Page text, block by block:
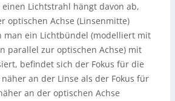
Lichtstrahl hängt davon ab,
optischen Achse (Linsenmitte)
man ein Lichtbündel (modelliert mit
parallel zur optischen Achse) mit
befindet sich der Fokus für die
an der Linse als der Fokus für
an der optischen Achse